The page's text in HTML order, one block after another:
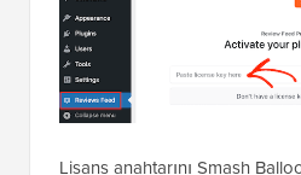
Lisans anahtarını Smash